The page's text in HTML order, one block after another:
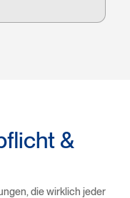
&
die wirklich jeder